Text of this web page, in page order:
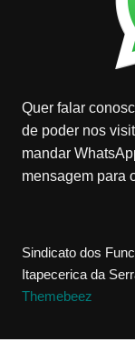
Quer falar
de poder nos
mandar
mensagem para
Sindicato dos
Itapecerica da
Themebeez